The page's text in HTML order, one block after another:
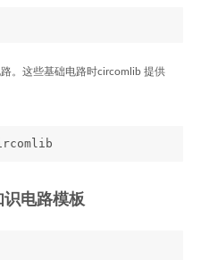
。这些基础电路时circomlib 提供
电路模板